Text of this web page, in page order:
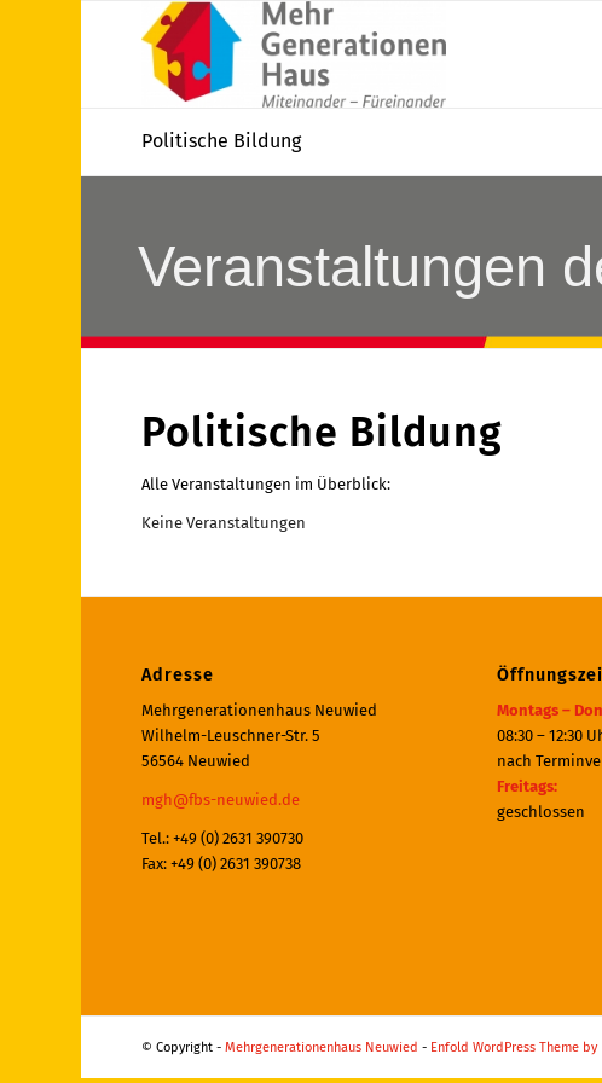
Politische Bildung
Veranstaltungen
Politische Bildung
Alle Veranstaltungen im Überblick:
Keine Veranstaltungen
Adresse
Mehrgenerationenhaus Neuwied
Wilhelm-Leuschner-Str. 5
56564 Neuwied
mgh@fbs-neuwied.de
Tel.: +49 (0) 2631 390730
Fax: +49 (0) 2631 390738
Montags –
08:30 – 12:30
nach
Freitags:
geschlossen
© Copyright -Mehrgenerationenhaus Neuwied - Enfold WordPress Theme by